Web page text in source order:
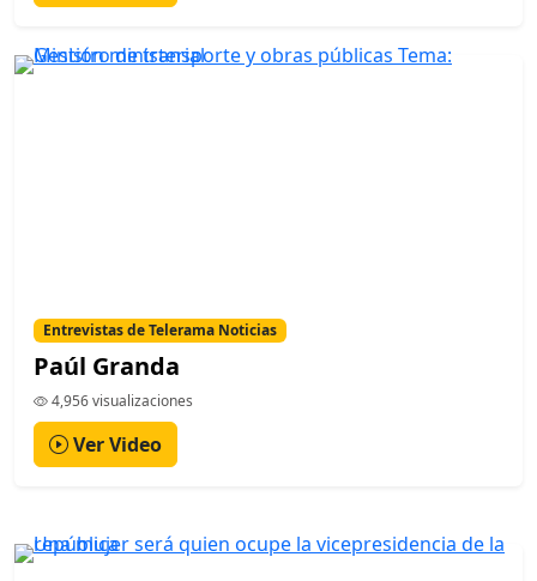
Entrevistas de Telerama Noticias
Paúl Granda
4,956 visualizaciones
Ver Video